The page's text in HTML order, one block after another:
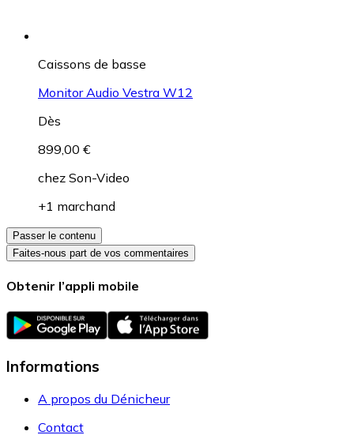
Caissons de basse
Monitor Audio Vestra W12
Dès
899,00 €
chez Son-Video
+1 marchand
Passer le contenu
Faites-nous part de vos commentaires
Obtenir l’appli mobile
Informations
A propos du Dénicheur
Contact